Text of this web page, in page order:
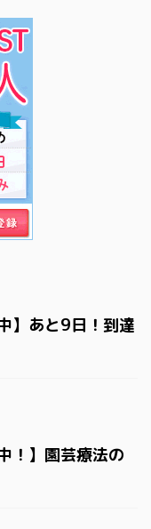
】あと9日！到達
！】園芸療法の